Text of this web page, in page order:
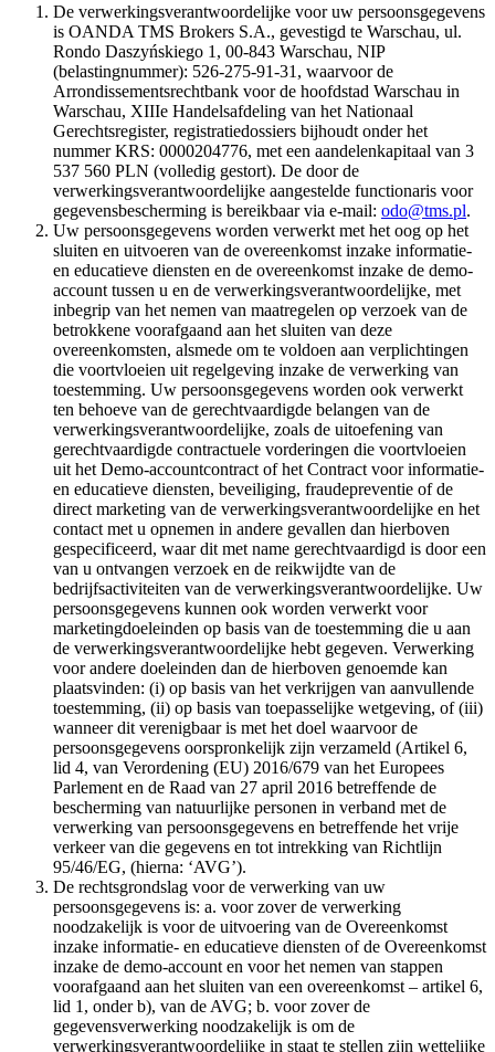
De verwerkingsverantwoordelijke voor uw persoonsgegevens
is OANDA TMS Brokers S.A., gevestigd te Warschau, ul.
Rondo Daszyńskiego 1, 00-843 Warschau, NIP
(belastingnummer): 526-275-91-31, waarvoor de
Arrondissementsrechtbank voor de hoofdstad Warschau in
Warschau, XIIIe Handelsafdeling van het Nationaal
Gerechtsregister, registratiedossiers bijhoudt onder het
nummer KRS: 0000204776, met een aandelenkapitaal van 3
537 560 PLN (volledig gestort). De door de
verwerkingsverantwoordelijke aangestelde functionaris voor
gegevensbescherming is bereikbaar via e-mail: odo@tms.pl.
Uw persoonsgegevens worden verwerkt met het oog op het
sluiten en uitvoeren van de overeenkomst inzake informatie-
en educatieve diensten en de overeenkomst inzake de demo-
account tussen u en de verwerkingsverantwoordelijke, met
inbegrip van het nemen van maatregelen op verzoek van de
betrokkene voorafgaand aan het sluiten van deze
overeenkomsten, alsmede om te voldoen aan verplichtingen
die voortvloeien uit regelgeving inzake de verwerking van
toestemming. Uw persoonsgegevens worden ook verwerkt
ten behoeve van de gerechtvaardigde belangen van de
verwerkingsverantwoordelijke, zoals de uitoefening van
gerechtvaardigde contractuele vorderingen die voortvloeien
uit het Demo-accountcontract of het Contract voor informatie-
en educatieve diensten, beveiliging, fraudepreventie of de
direct marketing van de verwerkingsverantwoordelijke en het
contact met u opnemen in andere gevallen dan hierboven
gespecificeerd, waar dit met name gerechtvaardigd is door een
van u ontvangen verzoek en de reikwijdte van de
bedrijfsactiviteiten van de verwerkingsverantwoordelijke. Uw
persoonsgegevens kunnen ook worden verwerkt voor
marketingdoeleinden op basis van de toestemming die u aan
de verwerkingsverantwoordelijke hebt gegeven. Verwerking
voor andere doeleinden dan de hierboven genoemde kan
plaatsvinden: (i) op basis van het verkrijgen van aanvullende
toestemming, (ii) op basis van toepasselijke wetgeving, of (iii)
wanneer dit verenigbaar is met het doel waarvoor de
persoonsgegevens oorspronkelijk zijn verzameld (Artikel 6,
lid 4, van Verordening (EU) 2016/679 van het Europees
Parlement en de Raad van 27 april 2016 betreffende de
bescherming van natuurlijke personen in verband met de
verwerking van persoonsgegevens en betreffende het vrije
verkeer van die gegevens en tot intrekking van Richtlijn
95/46/EG, (hierna: ‘AVG’).
De rechtsgrondslag voor de verwerking van uw
persoonsgegevens is: a. voor zover de verwerking
noodzakelijk is voor de uitvoering van de Overeenkomst
inzake informatie- en educatieve diensten of de Overeenkomst
inzake de demo-account en voor het nemen van stappen
voorafgaand aan het sluiten van een overeenkomst – artikel 6,
lid 1, onder b), van de AVG; b. voor zover de
gegevensverwerking noodzakelijk is om de
verwerkingsverantwoordelijke in staat te stellen zijn wettelijke